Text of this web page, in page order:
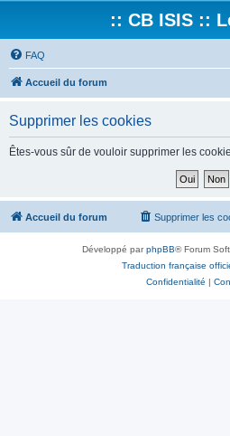
:: CB ISIS ::
FAQ
Accueil du forum
Supprimer les cookies
Êtes-vous sûr de vouloir supprimer les
Accueil du forum Supprimer les
Développé parphpBB® Forum
Traduction française
Confidentialité |